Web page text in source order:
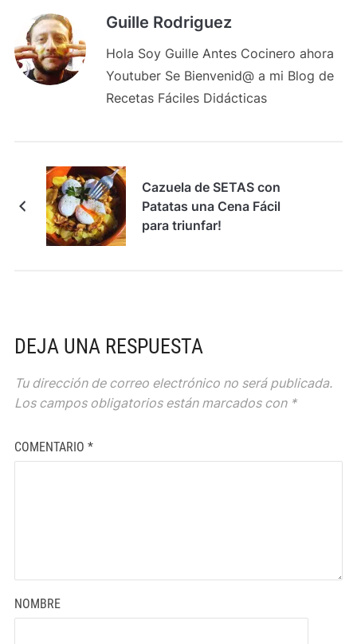
Guille Rodriguez
Hola Soy Guille Antes Cocinero ahora
Youtuber Se Bienvenid@ a mi Blog de
Recetas Fáciles Didácticas
Cazuela de SETAS con
Patatas una Cena Fácil
para triunfar!
DEJA UNA RESPUESTA
Tu dirección de correo electrónico no será publicada.
Los campos obligatorios están marcados con *
COMENTARIO *
NOMBRE